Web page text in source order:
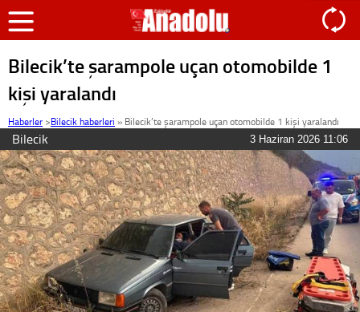
Bilecik’te şarampole uçan otomobilde 1
kişi yaralandı
Haberler >Bilecik haberleri » Bilecik’te şarampole uçan otomobilde 1 kişi yaralandı
Bilecik 3 Haziran 2026 11:06